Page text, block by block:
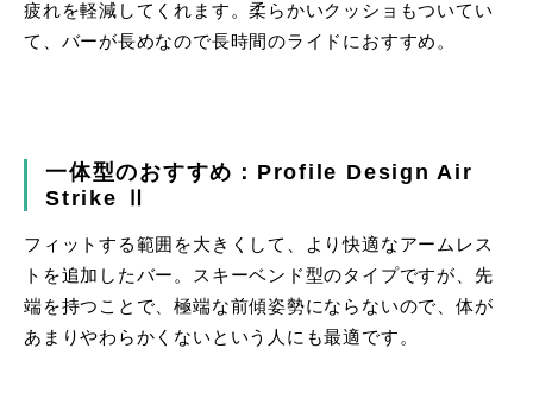
疲れを軽減してくれます。柔らかいクッショもついてい
て、バーが長めなので長時間のライドにおすすめ。
一体型のおすすめ：Profile Design Air
Strike Ⅱ
フィットする範囲を大きくして、より快適なアームレス
トを追加したバー。スキーベンド型のタイプですが、先
端を持つことで、極端な前傾姿勢にならないので、体が
あまりやわらかくないという人にも最適です。